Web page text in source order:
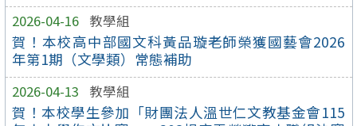
2026-04-16 教學組
賀！本校高中部國文科黃品璇老師榮獲國藝會2026
年第1期（文學類）常態補助
2026-04-13 教學組
賀！本校學生參加「財團法人溫世仁文教基金會115